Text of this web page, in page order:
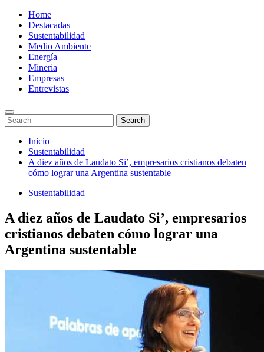
Menu
Home
Destacadas
Sustentabilidad
Medio Ambiente
Energía
Mineria
Empresas
Entrevistas
Enter
Keyword
Search
for:
Search
Search
Saltar
contenido
Inicio
Sustentabilidad
A diez años de Laudato Si’, empresarios cristianos debaten
cómo lograr una Argentina sustentable
Sustentabilidad
A diez años de Laudato Si’, empresarios
cristianos debaten cómo lograr una
Argentina sustentable